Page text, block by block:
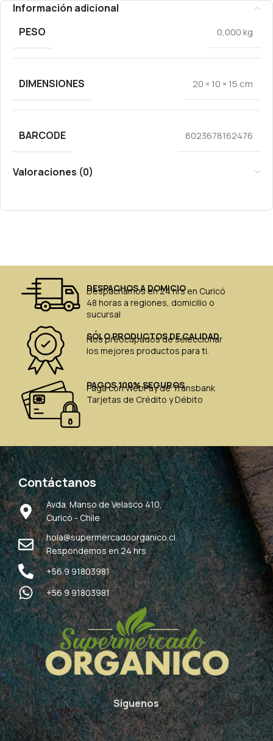
Información adicional
PESO
0,000 kg
DIMENSIONES 20 × 10 × 15 cm
BARCODE 8023678162476
Valoraciones (0)
DESPACHOS A DOMICIO
Despachamos en 24 hrs en Curicó
48 horas a regiones, domicilio o
sucursal
SÓLO PRODUCTOS DE CALIDAD
Nos preocupados de seleccionar
los mejores productos para ti.
PAGOS 100% SEGUROS
Paga con WebPay de Transbank
Tarjetas de Crédito y Débito
Contáctanos
Avda. Manso de Velasco 410,
Curicó - Chile
hola@supermercadoorganico.cl
Respondemos en 24 hrs
+56 9 91803981
+56 9 91803981
Síguenos